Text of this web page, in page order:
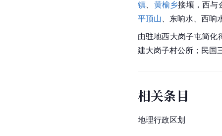
镇
黄榆乡接壤，西与
平顶山 、东响水、西
由驻地西大岗子屯简化
建大岗子村公所；民国
相关条目
地理行政区划